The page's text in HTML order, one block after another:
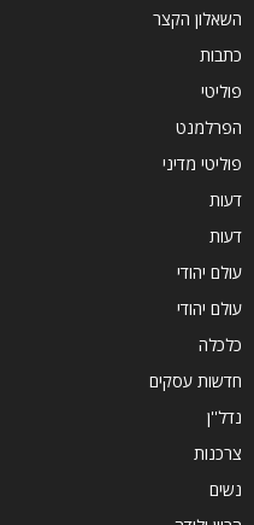
השאלון הקצר
כתבות
פוליטי
הפרלמנט
פוליטי מדיני
דעות
דעות
עולם יהודי
עולם יהודי
כלכלה
חדשות עסקים
נדל''ן
צרכנות
נשים